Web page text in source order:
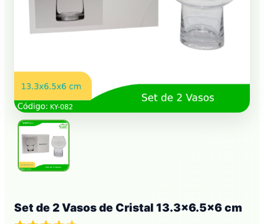
Set de 2 Vasos de Cristal 13.3×6.5×6 cm